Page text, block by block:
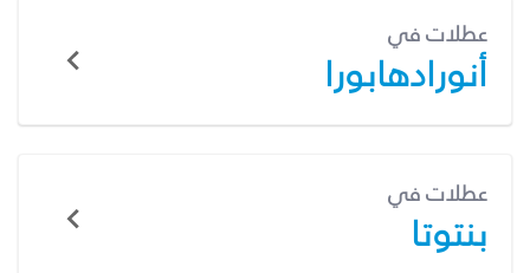
عطلات في
أنورادهابورا
عطلات في
بنتوتا